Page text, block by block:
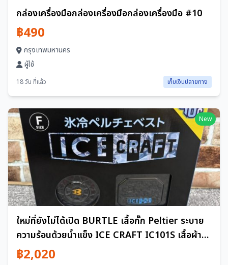
กล่องเครื่องมือกล่องเครื่องมือกล่องเครื่องมือ #10
฿490
กรุงเทพมหานคร
ผู้ใช้
18 วัน ที่แล้ว เก็บเงินปลายทาง
New
ใหม่ที่ยังไม่ได้เปิด BURTLE เสื้อกั๊ก Peltier ระบาย
ความร้อนด้วยน้ำแข็ง ICE CRAFT IC101S เสื้อผ้า
ปรับอากาศ F HS251910
฿2,020